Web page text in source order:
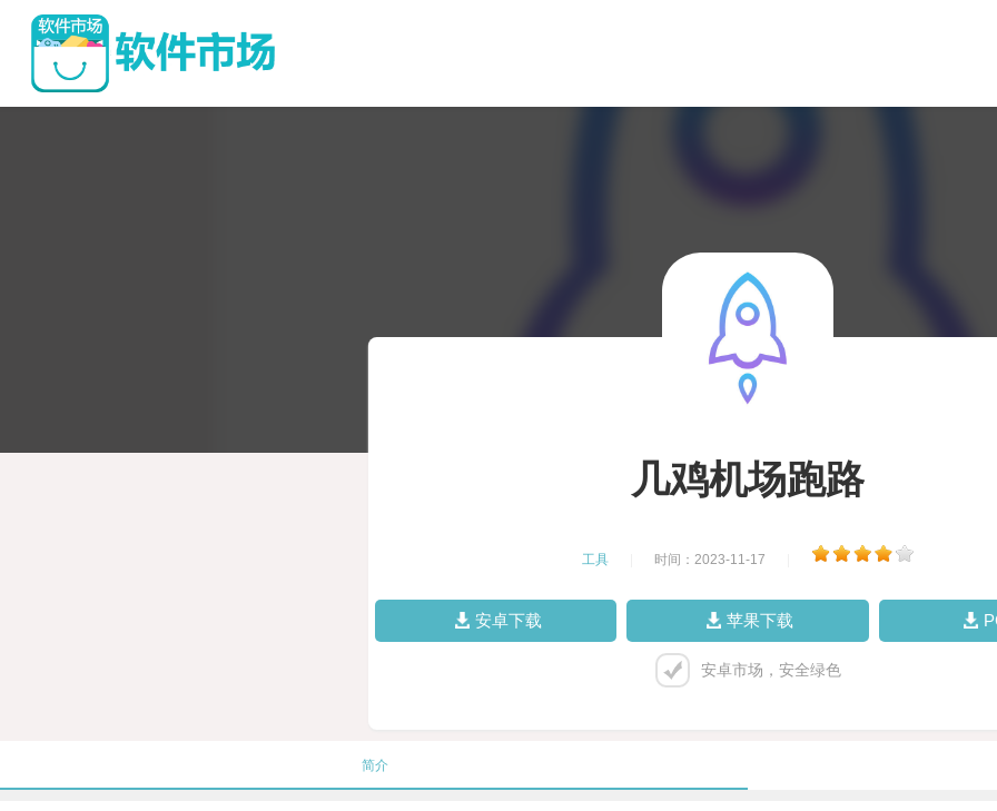
几鸡机场跑路
工具 时间：2023-11-17
安卓下载 苹果下载
安卓市场，安全绿色
简介